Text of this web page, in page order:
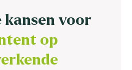
kansen voor
op